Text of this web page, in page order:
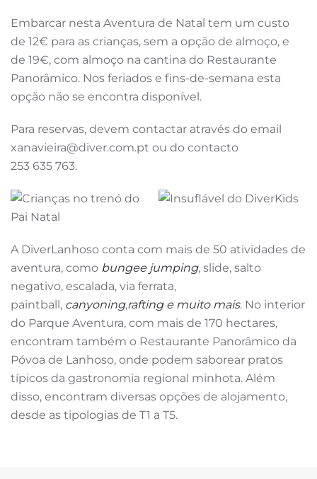
Embarcar nesta Aventura de Natal tem um custo
de 12€ para as crianças, sem a opção de almoço, e
de 19€, com almoço na cantina do Restaurante
Panorâmico. Nos feriados e fins-de-semana esta
opção não se encontra disponível.
Para reservas, devem contactar através do email
xanavieira@diver.com.pt ou do contacto
253 635 763.
A DiverLanhoso conta com mais de 50 atividades de
aventura, como bungee jumping, slide, salto
negativo, escalada, via ferrata,
paintball, canyoning,rafting e muito mais. No interior
do Parque Aventura, com mais de 170 hectares,
encontram também o Restaurante Panorâmico da
Póvoa de Lanhoso, onde podem saborear pratos
típicos da gastronomia regional minhota. Além
disso, encontram diversas opções de alojamento,
desde as tipologias de T1 a T5.